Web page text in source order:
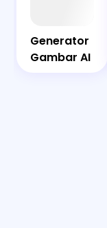
Generator
Gambar AI
Generator
Gambar